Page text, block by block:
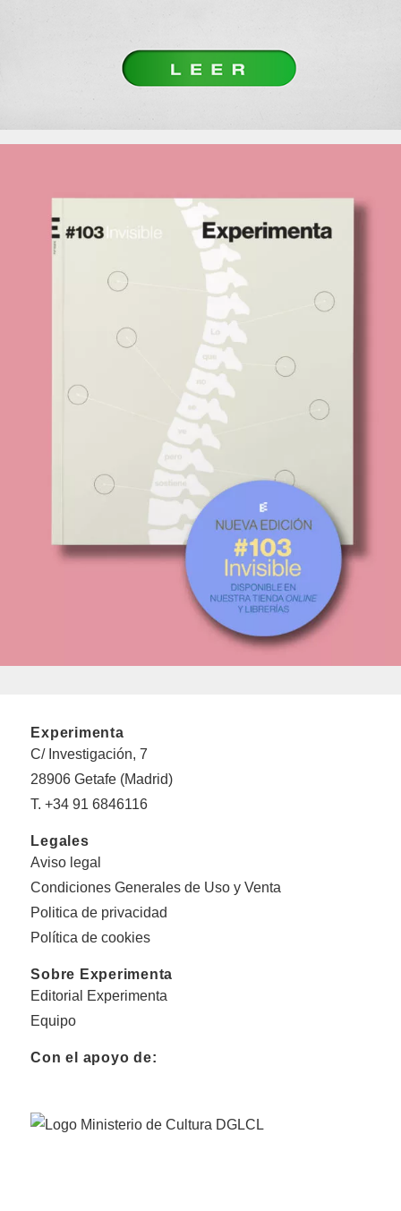
Experimenta
C/ Investigación, 7
28906 Getafe (Madrid)
T. +34 91 6846116
Legales
Aviso legal
Condiciones Generales de Uso y Venta
Politica de privacidad
Política de cookies
Sobre Experimenta
Editorial Experimenta
Equipo
Con el apoyo de: